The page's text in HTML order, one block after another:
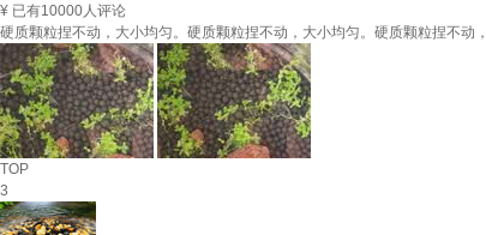
¥ 已有10000人评论
硬质颗粒捏不动，大小均匀。硬质颗粒捏不动，大小均匀。硬质颗粒捏不动
TOP
3